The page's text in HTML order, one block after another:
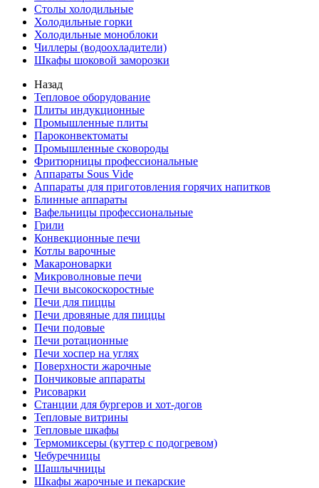
Столы холодильные
Холодильные горки
Холодильные моноблоки
Чиллеры (водоохладители)
Шкафы шоковой заморозки
Назад
Тепловое оборудование
Плиты индукционные
Промышленные плиты
Пароконвектоматы
Промышленные сковороды
Фритюрницы профессиональные
Аппараты Sous Vide
Аппараты для приготовления горячих напитков
Блинные аппараты
Вафельницы профессиональные
Грили
Конвекционные печи
Котлы варочные
Макароноварки
Микроволновые печи
Печи высокоскоростные
Печи для пиццы
Печи дровяные для пиццы
Печи подовые
Печи ротационные
Печи хоспер на углях
Поверхности жарочные
Пончиковые аппараты
Рисоварки
Станции для бургеров и хот-догов
Тепловые витрины
Тепловые шкафы
Термомиксеры (куттер с подогревом)
Чебуречницы
Шашлычницы
Шкафы жарочные и пекарские